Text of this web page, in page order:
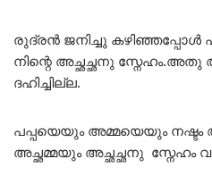
രുദ്രൻ ജനിച്ചു
നിന്റെ അച്ഛച്ഛനു
ദഹിച്ചില്ല.
പപ്പയെയും അമ്മയെയും നഷ്ടം
അച്ഛമ്മയും അച്ഛച്ഛനു സ്നേഹം